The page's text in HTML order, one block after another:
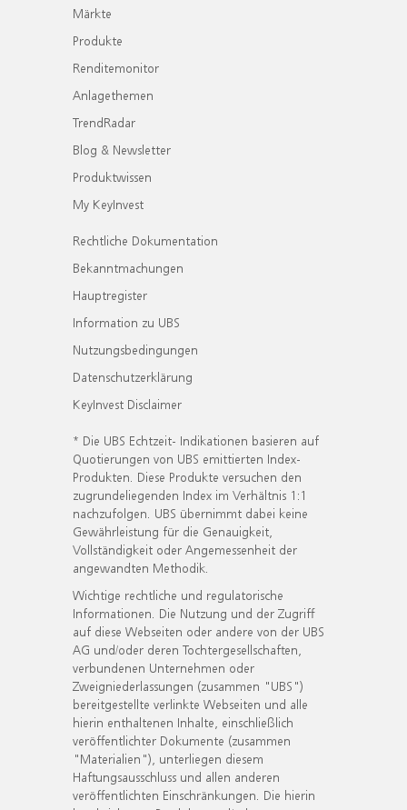
Märkte
Produkte
Renditemonitor
Anlagethemen
TrendRadar
Blog & Newsletter
Produktwissen
My KeyInvest
Rechtliche Dokumentation
Bekanntmachungen
Hauptregister
Information zu UBS
Nutzungsbedingungen
Datenschutzerklärung
KeyInvest Disclaimer
* Die UBS Echtzeit- Indikationen basieren auf
Quotierungen von UBS emittierten Index-
Produkten. Diese Produkte versuchen den
zugrundeliegenden Index im Verhältnis 1:1
nachzufolgen. UBS übernimmt dabei keine
Gewährleistung für die Genauigkeit,
Vollständigkeit oder Angemessenheit der
angewandten Methodik.
Wichtige rechtliche und regulatorische
Informationen. Die Nutzung und der Zugriff
auf diese Webseiten oder andere von der UBS
AG und/oder deren Tochtergesellschaften,
verbundenen Unternehmen oder
Zweigniederlassungen (zusammen "UBS")
bereitgestellte verlinkte Webseiten und alle
hierin enthaltenen Inhalte, einschließlich
veröffentlichter Dokumente (zusammen
"Materialien"), unterliegen diesem
Haftungsausschluss und allen anderen
veröffentlichten Einschränkungen. Die hierin